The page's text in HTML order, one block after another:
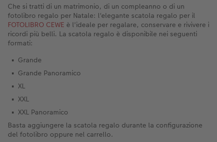
Che si tratti di un matrimonio, di un compleanno o di un
fotolibro regalo per Natale: l'elegante scatola regalo per il
FOTOLIBRO CEWE è l'ideale per regalare, conservare e rivivere i
ricordi più belli. La scatola regalo è disponibile nei seguenti
formati:
Grande
Grande Panoramico
XL
XXL
XXL Panoramico
Basta aggiungere la scatola regalo durante la configurazione
del fotolibro oppure nel carrello.